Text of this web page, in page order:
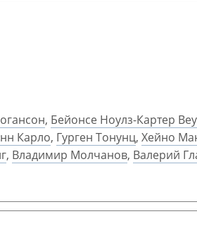
, Бейонсе Ноулз-Картер
Карло, Гурген Тонунц, Хейно
, Владимир Молчанов, Валерий